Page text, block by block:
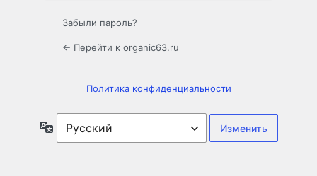
Забыли пароль?
← Перейти к organic63.ru
Политика конфиденциальности
Язык